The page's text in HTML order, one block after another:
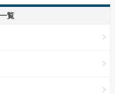
覧